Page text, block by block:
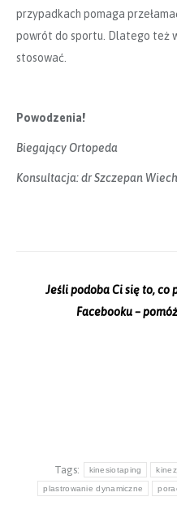
przypadkach pomaga
powrót do sportu. Dlatego też
stosować.
Powodzenia!
Biegający Ortopeda
Konsultacja: dr Szczepan
Jeśli podoba Ci się to, co
Facebooku –
Tags: kinesiotaping
plastrowanie dynamiczne